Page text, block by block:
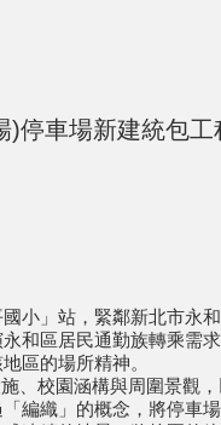
)停車場新建統包
小」站，緊鄰新北市永
和區居民通勤族轉乘需
區的場所精神。
、校園涵構與周圍景觀
編織」的概念，將停車